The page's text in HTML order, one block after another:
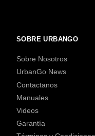
SOBRE URBANGO
Sobre Nosotros
UrbanGo News
Contactanos
Manuales
Videos
Garantía